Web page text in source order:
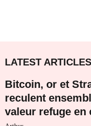
LATEST ARTICLES
Bitcoin, or et
reculent
valeur refuge en